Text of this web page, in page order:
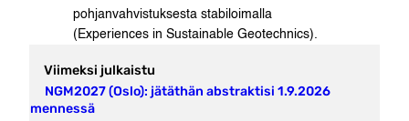
pohjanvahvistuksesta stabiloimalla
(Experiences in Sustainable Geotechnics).
Viimeksi julkaistu
NGM2027 (Oslo): jätäthän abstraktisi 1.9.2026
mennessä